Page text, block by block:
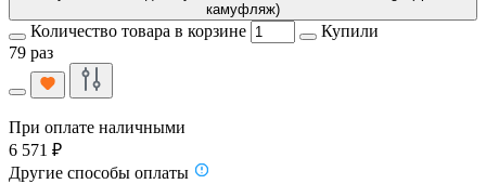
камуфляж)
Количество товара в корзине
Купили
79 раз
При оплате наличными
6 571 ₽
Другие способы оплаты